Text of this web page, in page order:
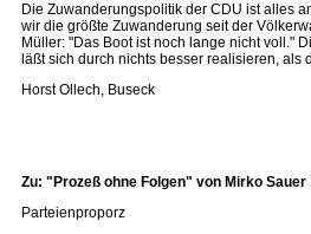
Die Zuwanderungspolitik der CDU ist alles
wir die größte Zuwanderung seit der
Müller: "Das Boot ist noch lange nicht voll."
läßt sich durch nichts besser realisieren,
Horst Ollech, Buseck
Zu: "Prozeß ohne Folgen" von Mirko Sauer
Parteienproporz